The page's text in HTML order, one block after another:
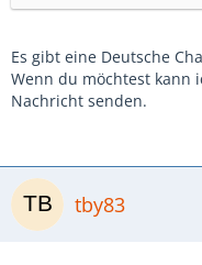
Es gibt eine Deutsche
Wenn du möchtest kann
Nachricht senden.
tby83